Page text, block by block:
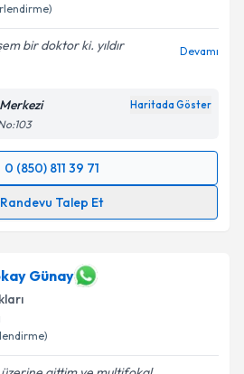
işlenmesine ilişkin
Aydınlatma
bir doktor ki. yıldır
Devamı
Haritada Göster
0 (850) 811 39 71
Randevu Talep Et
Talebi
e-posta ile bilgilendireceğiz.
Günay